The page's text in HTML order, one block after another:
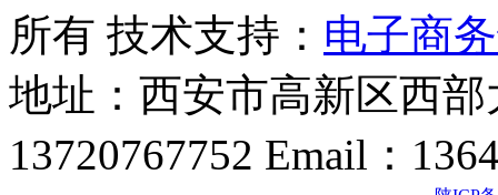
所有 技术支持： 电子商
地址：西安市高新区西
13720767752 Email：